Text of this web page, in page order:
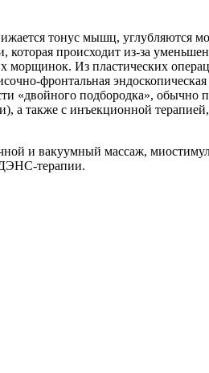
тонус мышц, углубляются
происходит из-за
морщинок. Из пластических
фронтальная
«двойного подбородка», обычно
а также с инъекционной
и вакуумный массаж,
ДЭНС-терапии.